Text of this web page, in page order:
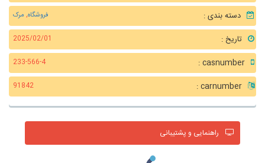
دسته بندی : فروشگاه, مرک
تاریخ : 2025/02/01
233-566-4
91842
راهنمایی و پشتیبانی